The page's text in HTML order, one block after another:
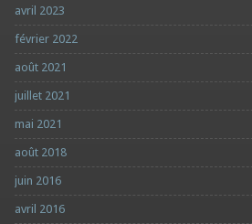
avril 2023
février 2022
août 2021
juillet 2021
mai 2021
août 2018
juin 2016
avril 2016